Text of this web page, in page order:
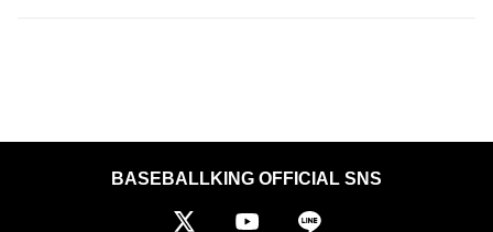
BASEBALLKING OFFICIAL SNS